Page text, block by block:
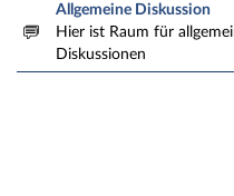
Allgemeine Diskussion
Hier ist Raum für
Diskussionen